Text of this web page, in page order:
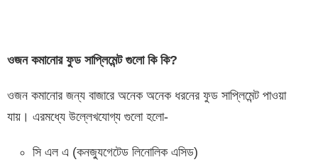
ওজন কমানোর ফুড সাপ্লিমেন্ট গুলো কি কি?
ওজন কমানোর জন্য বাজারে অনেক অনেক ধরনের ফুড সাপ্লিমেন্ট পাওয়া
যায়। এরমধ্যে উল্লেখযোগ্য গুলো হলো-
সি এল এ (কনজ্যুগেটেড লিনোলিক এসিড)